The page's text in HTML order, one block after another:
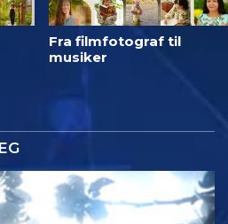
Fra filmfotograf til
musiker